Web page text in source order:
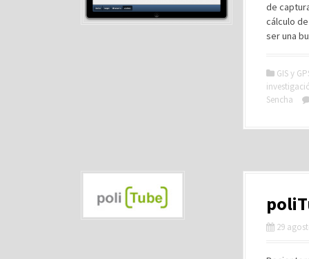
de
cálculo
ser una
GIS y
Sencha
29